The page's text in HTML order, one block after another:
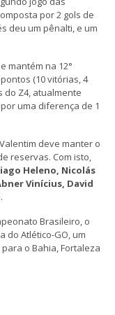
por 2 gols de
deu um pênalti, e um
mantém na 12°
(10 vitórias, 4
do Z4, atualmente
uma diferença de 1
deve manter o
reservas. Com isto,
Heleno, Nicolás
Vinícius, David
.
Brasileiro, o
do Atlético-GO, um
o Bahia, Fortaleza